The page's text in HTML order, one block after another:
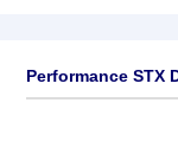
Performance STX